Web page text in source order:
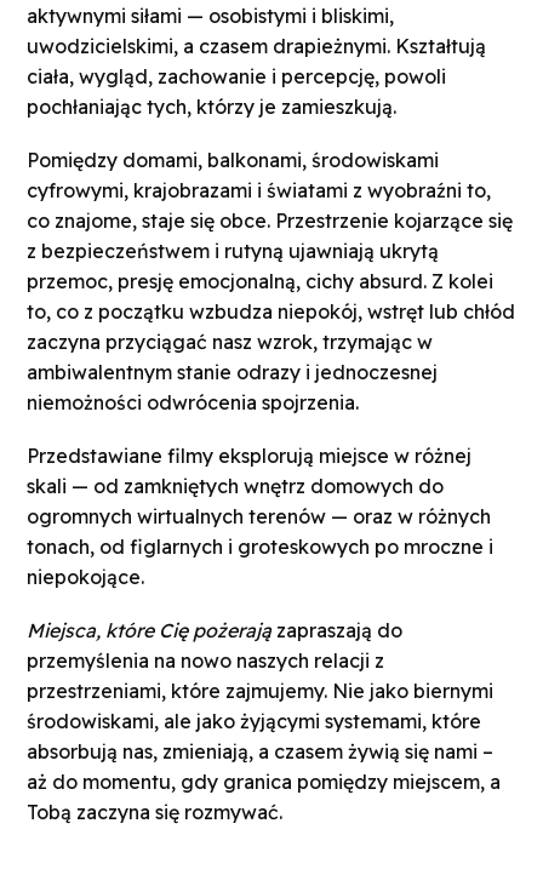
aktywnymi siłami — osobistymi i bliskimi,
uwodzicielskimi, a czasem drapieżnymi. Kształtują
ciała, wygląd, zachowanie i percepcję, powoli
pochłaniając tych, którzy je zamieszkują.
Pomiędzy domami, balkonami, środowiskami
cyfrowymi, krajobrazami i światami z wyobraźni to,
co znajome, staje się obce. Przestrzenie kojarzące się
z bezpieczeństwem i rutyną ujawniają ukrytą
przemoc, presję emocjonalną, cichy absurd. Z kolei
to, co z początku wzbudza niepokój, wstręt lub chłód
zaczyna przyciągać nasz wzrok, trzymając w
ambiwalentnym stanie odrazy i jednoczesnej
niemożności odwrócenia spojrzenia.
Przedstawiane filmy eksplorują miejsce w różnej
skali — od zamkniętych wnętrz domowych do
ogromnych wirtualnych terenów — oraz w różnych
tonach, od figlarnych i groteskowych po mroczne i
niepokojące.
Miejsca, które Cię pożerajązapraszają do
przemyślenia na nowo naszych relacji z
przestrzeniami, które zajmujemy. Nie jako biernymi
środowiskami, ale jako żyjącymi systemami, które
absorbują nas, zmieniają, a czasem żywią się nami –
aż do momentu, gdy granica pomiędzy miejscem, a
Tobą zaczyna się rozmywać.